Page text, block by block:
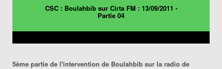
CSC : Boulahbib sur Cirta FM : 13/09/2011 -
Partie 04
5ème partie de l'intervention de Boulahbib sur la radio de